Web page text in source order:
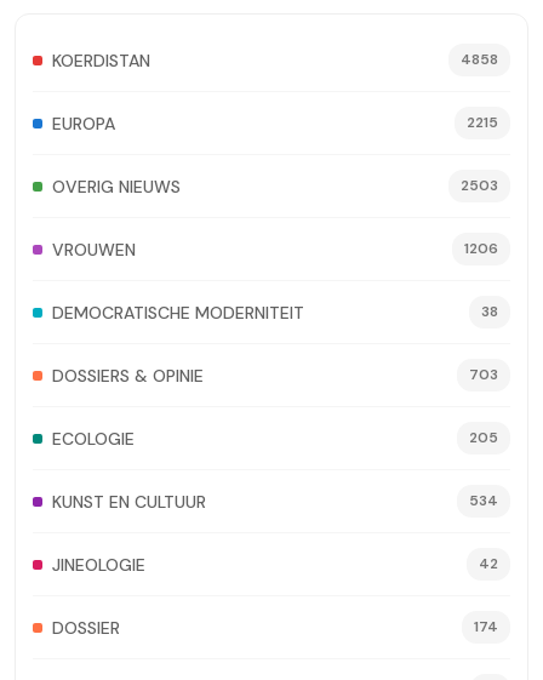
KOERDISTAN 4858
EUROPA 2215
OVERIG NIEUWS 2503
VROUWEN 1206
DEMOCRATISCHE MODERNITEIT 38
DOSSIERS & OPINIE 703
ECOLOGIE 205
KUNST EN CULTUUR 534
JINEOLOGIE 42
DOSSIER 174